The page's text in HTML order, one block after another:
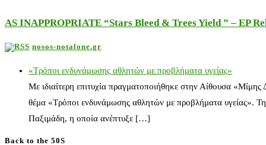
AS INAPPROPRIATE “Stars Bleed & Trees Yield ” – EP
nosos-notalone.gr
«Τρόποι ενδυνάμωσης αθλητών με προβλήματα υγείας»
Με ιδιαίτερη επιτυχία πραγματοποιήθηκε στην Αίθουσα
θέμα «Τρόποι ενδυνάμωσης αθλητών με προβλήματα υγείας».
Παξιμάδη, η οποία ανέπτυξε […]
Back to the 50S